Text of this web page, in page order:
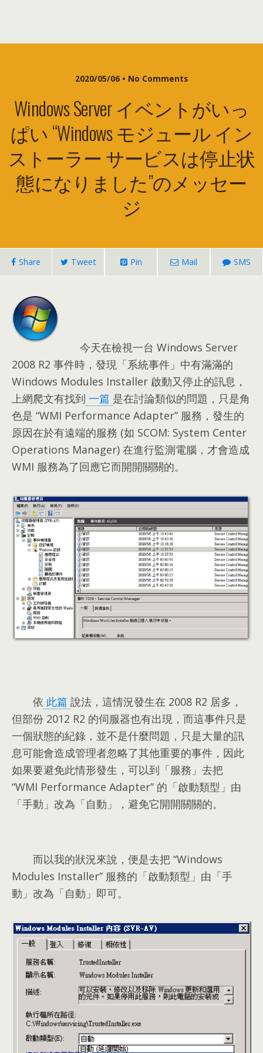
2020/05/06 • No Comments
Windows Server イベントがいっ
ぱい “Windows モジュール イン
ストーラー サービスは停止状
態になりました”のメッセー
ジ
Share Tweet Pin Mail SMS
今天在檢視一台 Windows Server
2008 R2 事件時 ， 發現「系統事件」中有滿滿的
Windows Modules Installer 啟動又停止的訊息 ，
上網爬文有找到 一篇 是在討論類似的問題 ， 只是角
色是 “WMI Performance Adapter” 服務 ， 發生的
原因在於有遠端的服務 (如 SCOM: System Center
Operations Manager) 在進行監測電腦 ， 才會造成
WMI 服務為了回應它而開開關關的。
依 此篇 說法 ， 這情況發生在 2008 R2 居多 ，
但部份 2012 R2 的伺服器也有出現 ， 而這事件只是
一個狀態的紀錄 ， 並不是什麼問題 ， 只是大量的訊
息可能會造成管理者忽略了其他重要的事件 ， 因此
如果要避免此情形發生 ， 可以到「服務」去把
“WMI Performance Adapter” 的「啟動類型」由
「手動」改為「自動」
， 避免它開開關關的。
而以我的狀況來說 ， 便是去把 “Windows
Modules Installer” 服務的「啟動類型」由「手
動」改為「自動」即可。